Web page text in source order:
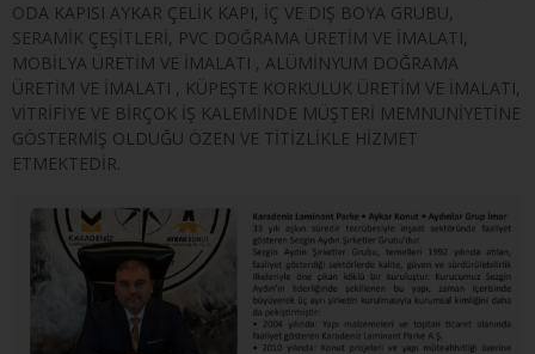
ODA KAPISI AYKAR ÇELİK KAPI, İÇ VE DIŞ BOYA GRUBU,
SERAMİK ÇEŞİTLERİ, PVC DOĞRAMA ÜRETİM VE İMALATI,
MOBİLYA ÜRETİM VE İMALATI , ALÜMİNYUM DOĞRAMA
ÜRETİM VE İMALATI , KÜPEŞTE KORKULUK ÜRETİM VE İMALATI,
VİTRİFİYE VE BİRÇOK İŞ KALEMİNDE MÜŞTERİ MEMNUNİYETİNE
GÖSTERMİŞ OLDUĞU ÖZEN VE TİTİZLİKLE HİZMET
ETMEKTEDİR.